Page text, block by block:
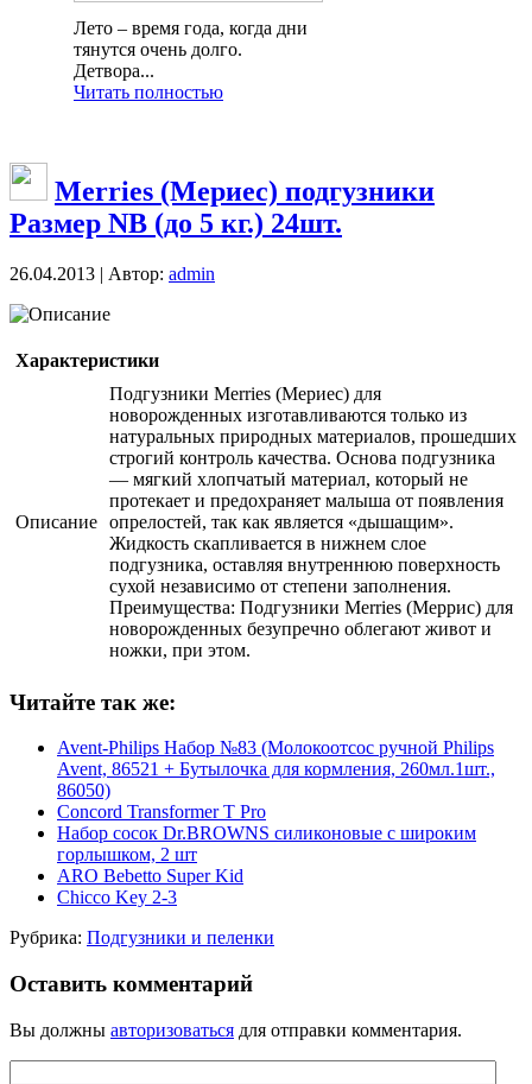
Лето – время года, когда дни
тянутся очень долго.
Детвора...
Читать полностью
Merries (Мериес) подгузники
Размер NB (до 5 кг.) 24шт.
26.04.2013 | Автор: admin
Описание
Характеристики
Описание
Подгузники Merries (Мериес) для
новорожденных изготавливаются только из
натуральных природных материалов, прошедших
строгий контроль качества. Основа подгузника
— мягкий хлопчатый материал, который не
протекает и предохраняет малыша от появления
опрелостей, так как является «дышащим».
Жидкость скапливается в нижнем слое
подгузника, оставляя внутреннюю поверхность
сухой независимо от степени заполнения.
Преимущества: Подгузники Merries (Меррис) для
новорожденных безупречно облегают живот и
ножки, при этом.
Читайте так же:
Avent-Philips Набор №83 (Молокоотсос ручной Philips
Avent, 86521 + Бутылочка для кормления, 260мл.1шт.,
86050)
Concord Transformer T Pro
Набор сосок Dr.BROWNS силиконовые с широким
горлышком, 2 шт
ARO Bebetto Super Kid
Chicco Key 2-3
Рубрика: Подгузники и пеленки
Оставить комментарий
Вы должны авторизоваться для отправки комментария.